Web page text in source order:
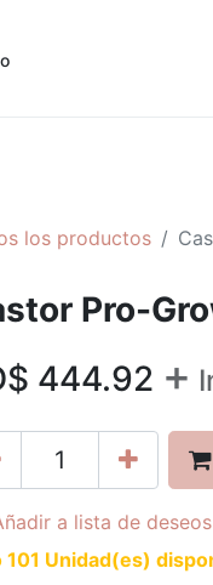
los productos
Pro-
444.92 +
a lista de deseos
101 Unidad(es)